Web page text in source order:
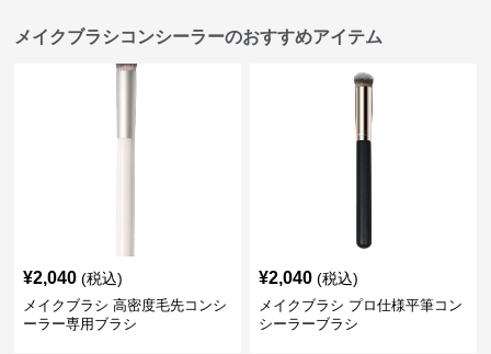
メイクブラシコンシーラーのおすすめアイテム
¥2,040 (税込)
メイクブラシ 高密度毛先コンシ
ーラー専用ブラシ
¥2,040 (税込)
メイクブラシ プロ仕様平筆コン
シーラーブラシ